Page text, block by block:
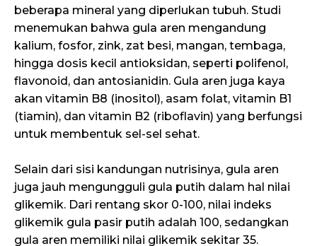
beberapa mineral yang diperlukan tubuh. Studi
menemukan bahwa gula aren mengandung
kalium, fosfor, zink, zat besi, mangan, tembaga,
hingga dosis kecil antioksidan, seperti polifenol,
flavonoid, dan antosianidin. Gula aren juga kaya
akan vitamin B8 (inositol), asam folat, vitamin B1
(tiamin), dan vitamin B2 (riboflavin) yang berfungsi
untuk membentuk sel-sel sehat.
Selain dari sisi kandungan nutrisinya, gula aren
juga jauh mengungguli gula putih dalam hal nilai
glikemik. Dari rentang skor 0-100, nilai indeks
glikemik gula pasir putih adalah 100, sedangkan
gula aren memiliki nilai glikemik sekitar 35.